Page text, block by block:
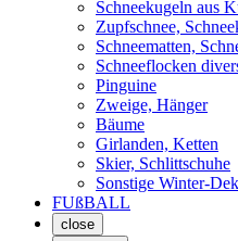
Schneekugeln aus
Zupfschnee,
Schneematten,
Schneeflocken
Pinguine
Zweige, Hänger
Bäume
Girlanden, Ketten
Skier, Schlittschuhe
Sonstige Winter-
FUßBALL
close